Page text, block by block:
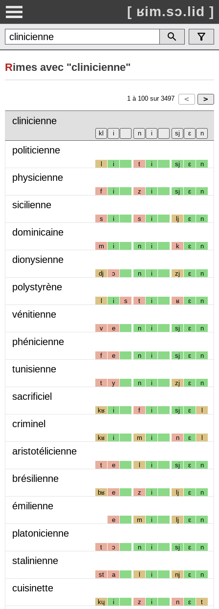
[ ʁim.sɔ.lid ]
Rimes avec "clinicienne"
1 à 100 sur 3497
clinicienne
politicienne
l i t i sj ɛ n
physicienne
f i z i sj ɛ n
sicilienne
s i s i lj ɛ n
dominicaine
m i n i k ɛ n
dionysienne
dj ɔ n i zj ɛ n
polystyrène
l i s t i ʁ ɛ n
vénitienne
v e n i sj ɛ n
phénicienne
f e n i sj ɛ n
tunisienne
t y n i zj ɛ n
sacrificiel
kʁ i f i sj ɛ l
criminel
kʁ i m i n ɛ l
aristotélicienne
t e l i sj ɛ n
brésilienne
bʁ e z i lj ɛ n
émilienne
e m i lj ɛ n
platonicienne
t ɔ n i sj ɛ n
stalinienne
st a l i nj ɛ n
cuisinette
kɥ i z i n ɛ t